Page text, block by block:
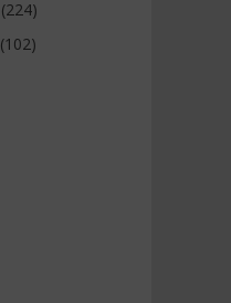
(224)
(102)